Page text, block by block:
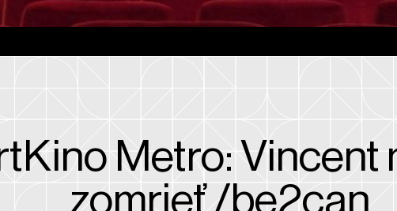
Metro: Vincent
zomrieť /be2can